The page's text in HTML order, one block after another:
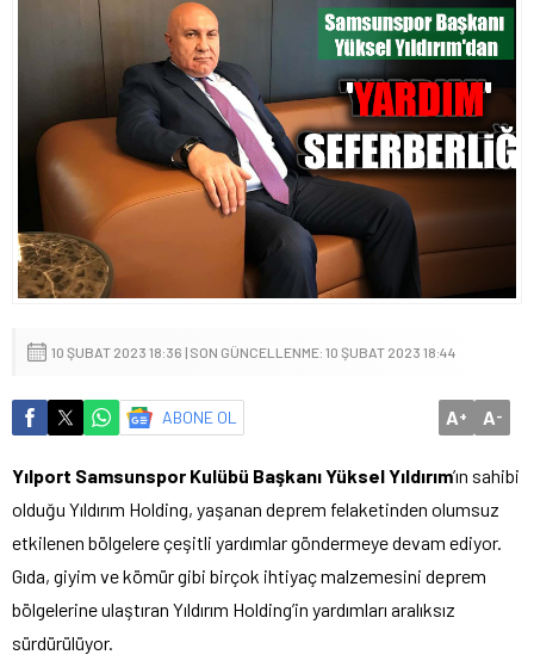
10 ŞUBAT 2023 18:36 | SON GÜNCELLENME: 10 ŞUBAT 2023 18:44
ABONE OL A+ A-
Yılport Samsunspor Kulübü Başkanı Yüksel Yıldırım’ın sahibi
olduğu Yıldırım Holding, yaşanan deprem felaketinden olumsuz
etkilenen bölgelere çeşitli yardımlar göndermeye devam ediyor.
Gıda, giyim ve kömür gibi birçok ihtiyaç malzemesini deprem
bölgelerine ulaştıran Yıldırım Holding’in yardımları aralıksız
sürdürülüyor.